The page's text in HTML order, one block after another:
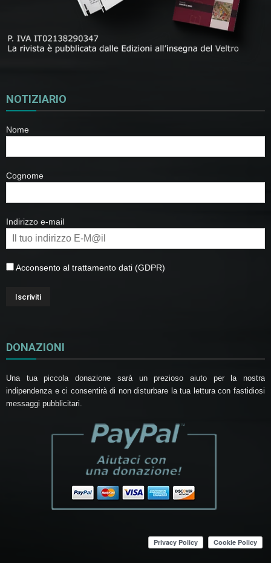
NOTIZIARIO
Nome
Cognome
Indirizzo e-mail
Acconsento al trattamento dati (GDPR)
DONAZIONI
Una tua piccola donazione sarà un prezioso aiuto per la nostra
indipendenza e ci consentirà di non disturbare la tua lettura con fastidiosi
messaggi pubblicitari.